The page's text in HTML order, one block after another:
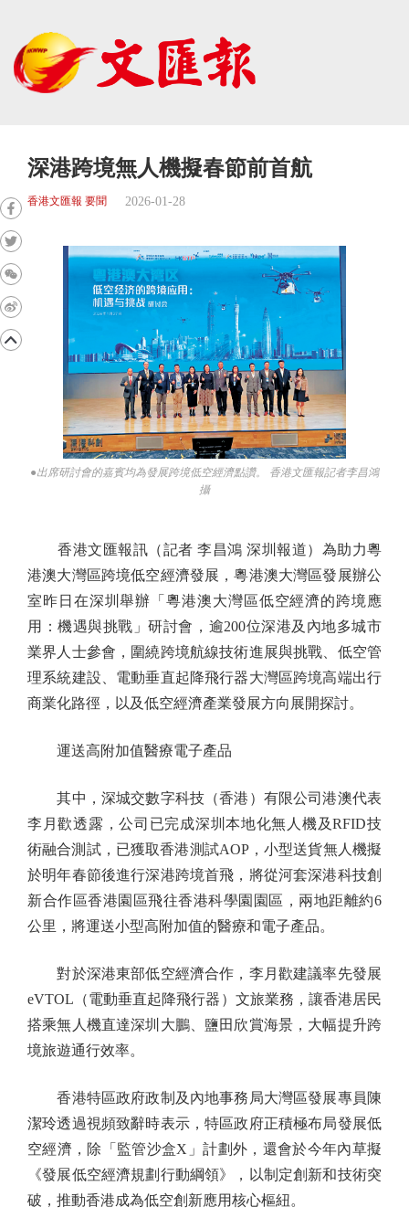
深港跨境無人機擬春節前首航
香港文匯報 要聞 2026-01-28
●出席研討會的嘉賓均為發展跨境低空經濟點讚。 香港文匯報記者李昌鴻
攝
香港文匯報訊（記者 李昌鴻 深圳報道）為助力粵
港澳大灣區跨境低空經濟發展，粵港澳大灣區發展辦公
室昨日在深圳舉辦「粵港澳大灣區低空經濟的跨境應
用：機遇與挑戰」研討會，逾200位深港及內地多城市
業界人士參會，圍繞跨境航線技術進展與挑戰、低空管
理系統建設、電動垂直起降飛行器大灣區跨境高端出行
商業化路徑，以及低空經濟產業發展方向展開探討。
運送高附加值醫療電子產品
其中，深城交數字科技（香港）有限公司港澳代表
李月歡透露，公司已完成深圳本地化無人機及RFID技
術融合測試，已獲取香港測試AOP，小型送貨無人機擬
於明年春節後進行深港跨境首飛，將從河套深港科技創
新合作區香港園區飛往香港科學園園區，兩地距離約6
公里，將運送小型高附加值的醫療和電子產品。
對於深港東部低空經濟合作，李月歡建議率先發展
eVTOL（電動垂直起降飛行器）文旅業務，讓香港居民
搭乘無人機直達深圳大鵬、鹽田欣賞海景，大幅提升跨
境旅遊通行效率。
香港特區政府政制及內地事務局大灣區發展專員陳
潔玲透過視頻致辭時表示，特區政府正積極布局發展低
空經濟，除「監管沙盒X」計劃外，還會於今年內草擬
《發展低空經濟規劃行動綱領》，以制定創新和技術突
破，推動香港成為低空創新應用核心樞紐。